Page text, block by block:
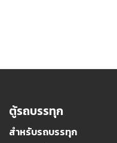
ตู้รถบรรทุก
สำหรับรถบรรทุก